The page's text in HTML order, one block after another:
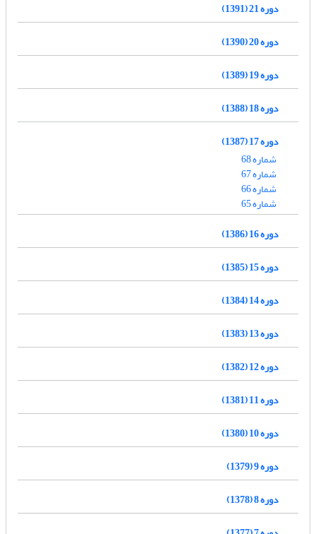
دوره 21 (1391)
دوره 20 (1390)
دوره 19 (1389)
دوره 18 (1388)
دوره 17 (1387)
شماره 68
شماره 67
شماره 66
شماره 65
دوره 16 (1386)
دوره 15 (1385)
دوره 14 (1384)
دوره 13 (1383)
دوره 12 (1382)
دوره 11 (1381)
دوره 10 (1380)
دوره 9 (1379)
دوره 8 (1378)